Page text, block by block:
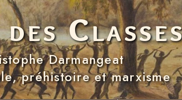
Darmangeat
préhistoire et marxisme